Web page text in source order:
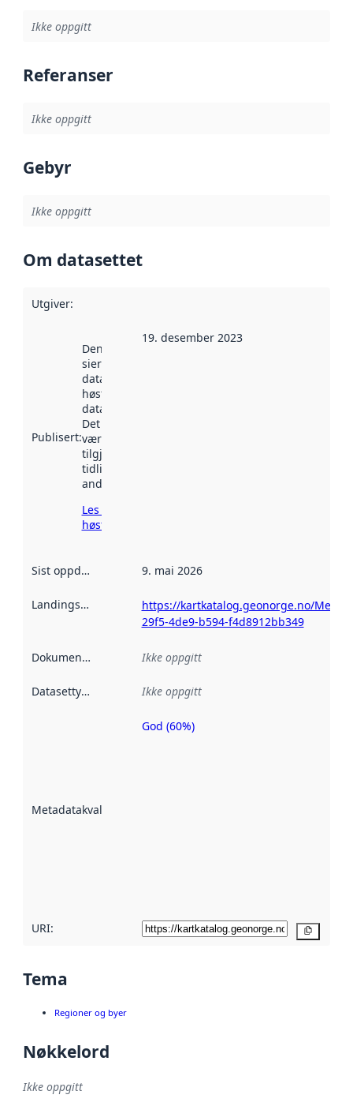
Ikke oppgitt
Referanser
Ikke oppgitt
Gebyr
Ikke oppgitt
Om datasettet
Utgiver:
Publisert:
Denne datoen
sier når
datasettet ble
høstet av
data.norge.no.
Det kan ha
vært
tilgjengelig
tidligere
andre steder.
Les mer om
høsting her
19. desember 2023
Sist oppdatert 9. mai 2026
Landingsside
https://kartkatalog.geonorge.no/
29f5-4de9-b594-f4d8912bb349
Dokumentasjon Ikke oppgitt
Datasettype Ikke oppgitt
Metadatakvalitet
Metadatakvalitet
God (60%)
URI:
Tema
Regioner og byer
Nøkkelord
Ikke oppgitt